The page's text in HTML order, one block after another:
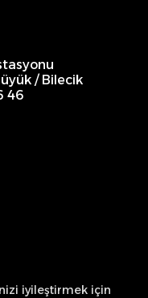
iyileştirmek için
/ Bilecik
46